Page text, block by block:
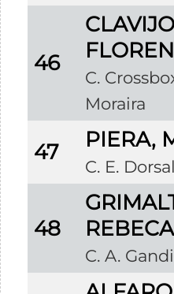
46
C.
Moraira
47 PIERA,
C. E.
48
REBECA
C. A.